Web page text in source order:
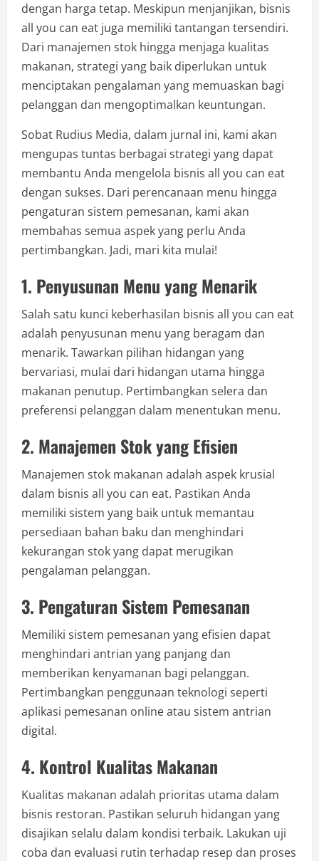
dengan harga tetap. Meskipun menjanjikan, bisnis
all you can eat juga memiliki tantangan tersendiri.
Dari manajemen stok hingga menjaga kualitas
makanan, strategi yang baik diperlukan untuk
menciptakan pengalaman yang memuaskan bagi
pelanggan dan mengoptimalkan keuntungan.
Sobat Rudius Media, dalam jurnal ini, kami akan
mengupas tuntas berbagai strategi yang dapat
membantu Anda mengelola bisnis all you can eat
dengan sukses. Dari perencanaan menu hingga
pengaturan sistem pemesanan, kami akan
membahas semua aspek yang perlu Anda
pertimbangkan. Jadi, mari kita mulai!
1. Penyusunan Menu yang Menarik
Salah satu kunci keberhasilan bisnis all you can eat
adalah penyusunan menu yang beragam dan
menarik. Tawarkan pilihan hidangan yang
bervariasi, mulai dari hidangan utama hingga
makanan penutup. Pertimbangkan selera dan
preferensi pelanggan dalam menentukan menu.
2. Manajemen Stok yang Efisien
Manajemen stok makanan adalah aspek krusial
dalam bisnis all you can eat. Pastikan Anda
memiliki sistem yang baik untuk memantau
persediaan bahan baku dan menghindari
kekurangan stok yang dapat merugikan
pengalaman pelanggan.
3. Pengaturan Sistem Pemesanan
Memiliki sistem pemesanan yang efisien dapat
menghindari antrian yang panjang dan
memberikan kenyamanan bagi pelanggan.
Pertimbangkan penggunaan teknologi seperti
aplikasi pemesanan online atau sistem antrian
digital.
4. Kontrol Kualitas Makanan
Kualitas makanan adalah prioritas utama dalam
bisnis restoran. Pastikan seluruh hidangan yang
disajikan selalu dalam kondisi terbaik. Lakukan uji
coba dan evaluasi rutin terhadap resep dan proses